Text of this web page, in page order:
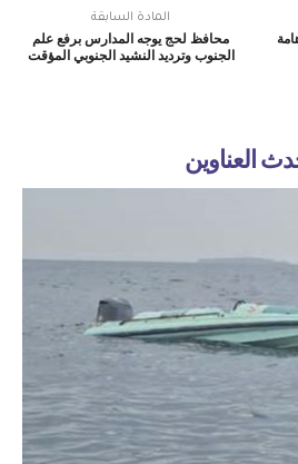
المادة السابقة
محافظ لحج يوجه المدارس برفع علم
الجنوب وترديد النشيد الجنوبي المؤقت
العناوين